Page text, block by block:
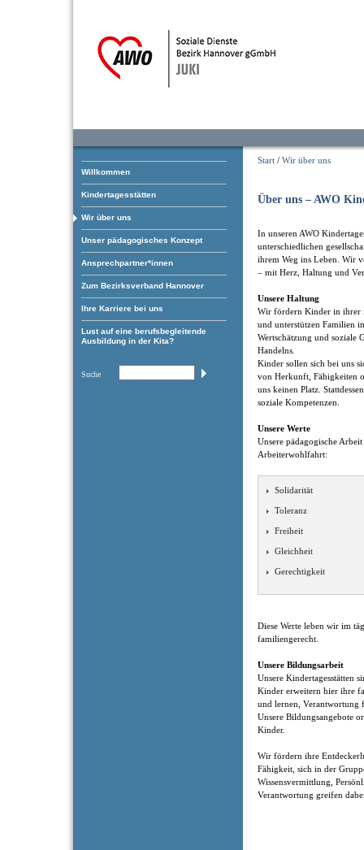
Willkommen
Kindertagesstätten
Wir über uns
Unser pädagogisches Konzept
Ansprechpartner*innen
Zum Bezirksverband Hannover
Ihre Karriere bei uns
Lust auf eine berufsbegleitende
Ausbildung in der Kita?
Suche
Start / Wir über uns
Über uns – AWO
In unseren AWO
unterschiedlichen
ihrem Weg ins Leben. Wir
– mit Herz, Haltung und
Unsere Haltung
Wir fördern Kinder in ihrer
und unterstützen Familien
Wertschätzung und soziale
Handelns.
Kinder sollen sich bei uns
von Herkunft, Fähigkeiten
uns keinen Platz.
soziale Kompetenzen.
Unsere Werte
Unsere pädagogische
Arbeiterwohlfahrt:
Solidarität
Toleranz
Freiheit
Gleichheit
Gerechtigkeit
Diese Werte leben wir im
familiengerecht.
Unsere Bildungsarbeit
Unsere Kindertagesstätten
Kinder erweitern hier ihre
und lernen, Verantwortung
Unsere Bildungsangebote
Kinder.
Wir fördern ihre
Fähigkeit, sich in der
Wissensvermittlung,
Verantwortung greifen